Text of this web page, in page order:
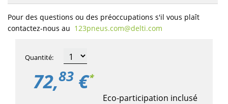
Pour des questions ou des préoccupations s'il vous plaît
contactez-nous au 123pneus.com​@delti.com
72,83 €*
Eco-participation inclusé
Quantité: